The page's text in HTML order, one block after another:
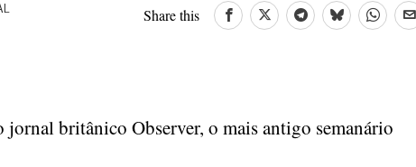
Share this
jornal britânico Observer, o mais antigo semanário